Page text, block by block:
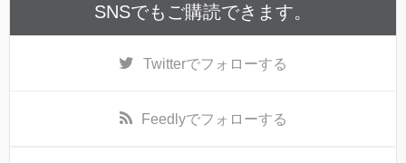
SNSでもご購読できます。
Twitterでフォローする
Feedlyでフォローする